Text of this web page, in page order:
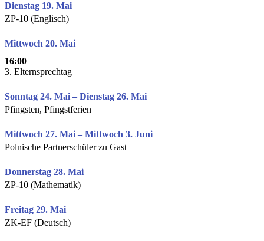
Dienstag 19. Mai
ZP-10 (Englisch)
Mittwoch 20. Mai
16:00
3. Elternsprechtag
Sonntag 24. Mai – Dienstag 26. Mai
Pfingsten, Pfingstferien
Mittwoch 27. Mai – Mittwoch 3. Juni
Polnische Partnerschüler zu Gast
Donnerstag 28. Mai
ZP-10 (Mathematik)
Freitag 29. Mai
ZK-EF (Deutsch)